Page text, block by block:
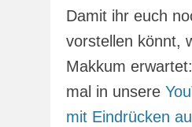
Damit ihr euch
vorstellen könnt,
Makkum
mal in unsere
mit Eindrücken